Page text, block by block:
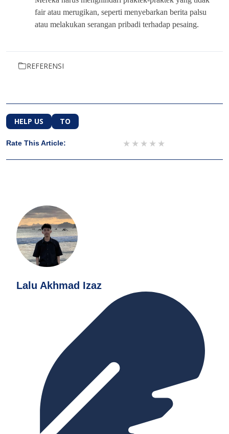
fair atau merugikan, seperti menyebarkan berita palsu
atau melakukan serangan pribadi terhadap pesaing.
REFERENSI
HELP US TO
Rate This Article: 4 stars
3 stars
2 stars
1 star
Lalu Akhmad Izaz